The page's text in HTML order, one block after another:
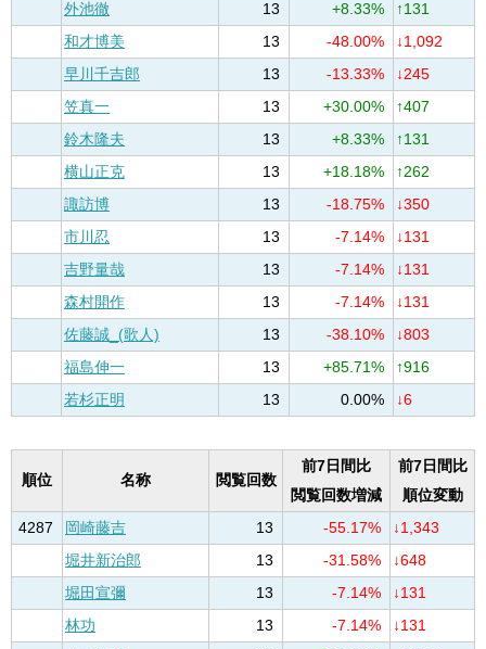
外池徹
13 +8.33%
↑131
和才博美
13 -48.00%
↓1,092
早川千吉郎
13 -13.33%
↓245
笠真一
13 +30.00%
↑407
鈴木隆夫
13 +8.33%
↑131
横山正克
13 +18.18%
↑262
諏訪博
13 -18.75%
↓350
市川忍
13 -7.14%
↓131
吉野量哉
13 -7.14%
↓131
森村開作
13 -7.14%
↓131
佐藤誠_(歌人)
13 -38.10%
↓803
福島伸一
13 +85.71%
↑916
若杉正明
13 0.00% ↓6
順位 名称 閲覧回数
前7日間比
閲覧回数増減
前7日間比
順位変動
4287
岡崎藤吉 13 -55.17%
↓1,343
堀井新治郎
13 -31.58%
↓648
堀田宣彌
13 -7.14%
↓131
林功
13 -7.14%
↓131